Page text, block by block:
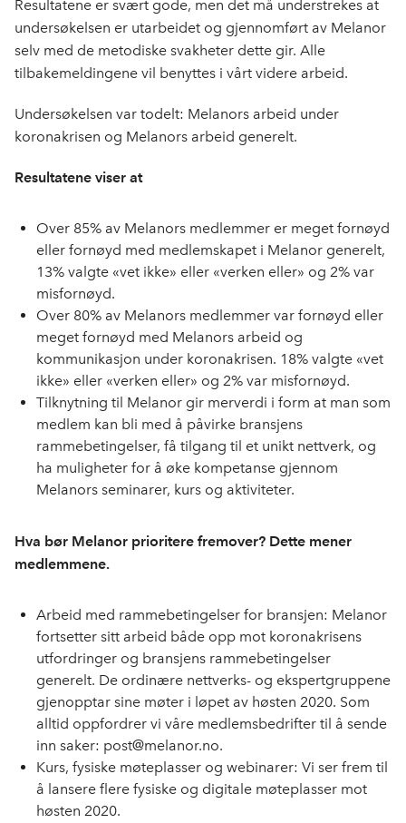
b
o
e
s
Resultatene er svært gode, men det må understrekes at
undersøkelsen er utarbeidet og gjennomført av Melanor
selv med de metodiske svakheter dette gir. Alle
tilbakemeldingene vil benyttes i vårt videre arbeid.
Undersøkelsen var todelt: Melanors arbeid under
koronakrisen og Melanors arbeid generelt.
Resultatene viser at
Over 85% av Melanors medlemmer er meget fornøyd
eller fornøyd med medlemskapet i Melanor generelt,
13% valgte «vet ikke» eller «verken eller» og 2% var
misfornøyd.
Over 80% av Melanors medlemmer var fornøyd eller
meget fornøyd med Melanors arbeid og
kommunikasjon under koronakrisen. 18% valgte «vet
ikke» eller «verken eller» og 2% var misfornøyd.
Tilknytning til Melanor gir merverdi i form at man som
medlem kan bli med å påvirke bransjens
rammebetingelser, få tilgang til et unikt nettverk, og
ha muligheter for å øke kompetanse gjennom
Melanors seminarer, kurs og aktiviteter.
Hva bør Melanor prioritere fremover? Dette mener
medlemmene.
Arbeid med rammebetingelser for bransjen: Melanor
fortsetter sitt arbeid både opp mot koronakrisens
utfordringer og bransjens rammebetingelser
generelt. De ordinære nettverks- og ekspertgruppene
gjenopptar sine møter i løpet av høsten 2020. Som
alltid oppfordrer vi våre medlemsbedrifter til å sende
inn saker: post@melanor.no.
Kurs, fysiske møteplasser og webinarer: Vi ser frem til
å lansere flere fysiske og digitale møteplasser mot
høsten 2020.